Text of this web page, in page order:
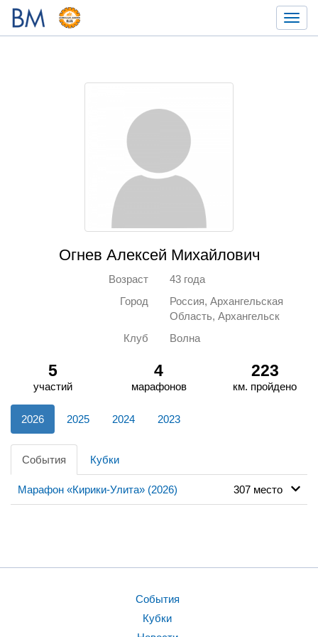
Огнев Алексей Михайлович
Возраст
43 года
Город
Россия, Архангельская
Область, Архангельск
Клуб
Волна
5
участий
4
марафонов
223
км. пройдено
2026 2025 2024 2023
События Кубки
Марафон «Кирики-Улита» (2026) 307 место
События
Кубки